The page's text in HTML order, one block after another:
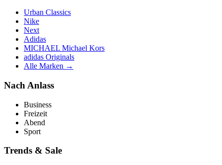
Urban Classics
Nike
Next
Adidas
MICHAEL Michael Kors
adidas Originals
Alle Marken →
Nach Anlass
Business
Freizeit
Abend
Sport
Trends & Sale